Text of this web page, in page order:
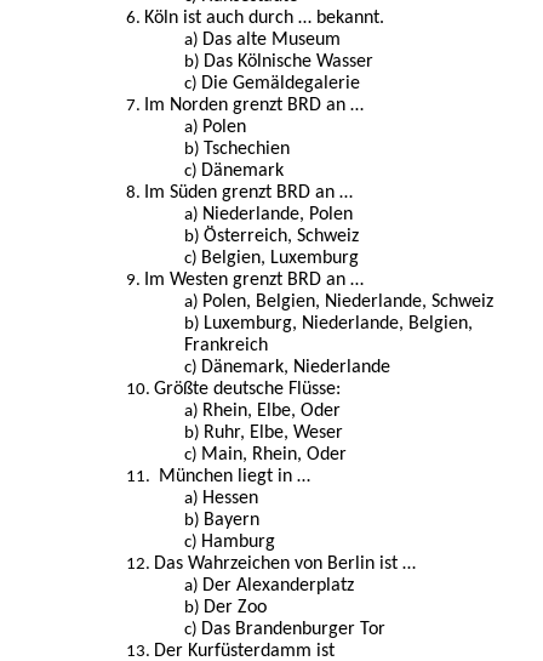
Köln ist auch durch … bekannt.
Das alte Museum
Das Kölnische Wasser
Die Gemäldegalerie
Im Norden grenzt BRD an …
Polen
Tschechien
Dänemark
Im Süden grenzt BRD an …
Niederlande, Polen
Österreich, Schweiz
Belgien, Luxemburg
Im Westen grenzt BRD an …
Polen, Belgien, Niederlande, Schweiz
Luxemburg, Niederlande, Belgien,
Frankreich
Dänemark, Niederlande
Größte deutsche Flüsse:
Rhein, Elbe, Oder
Ruhr, Elbe, Weser
Main, Rhein, Oder
München liegt in …
Hessen
Bayern
Hamburg
Das Wahrzeichen von Berlin ist …
Der Alexanderplatz
Der Zoo
Das Brandenburger Tor
Der Kurfüsterdamm ist